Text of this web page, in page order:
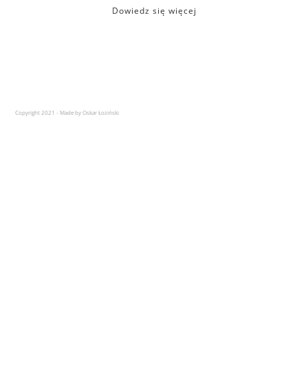
Dowiedz się więcej
Copyright 2021 - Made by Oskar Łoziński